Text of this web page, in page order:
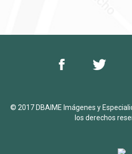
© 2017 DBAIME Imágenes y
los derechos